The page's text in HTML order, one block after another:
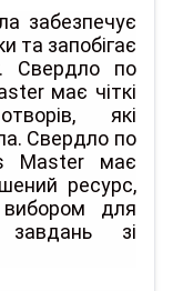
забезпечує
та запобігає
Свердло по
має чіткі
які
Свердло по
Master має
ресурс,
для
зі